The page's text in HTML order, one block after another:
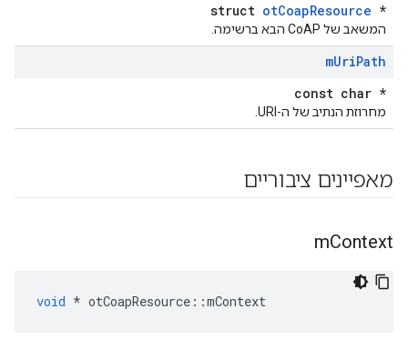
struct otCoapResource *
המשאב של CoAP הבא ברשימה.
mUriPath
const char *
מחרוזת הנתיב של ה-URI.
מאפיינים ציבוריים
mContext
void * otCoapResource ::mContext